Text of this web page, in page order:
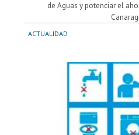
de Aguas y potenciar el
ACTUALIDAD